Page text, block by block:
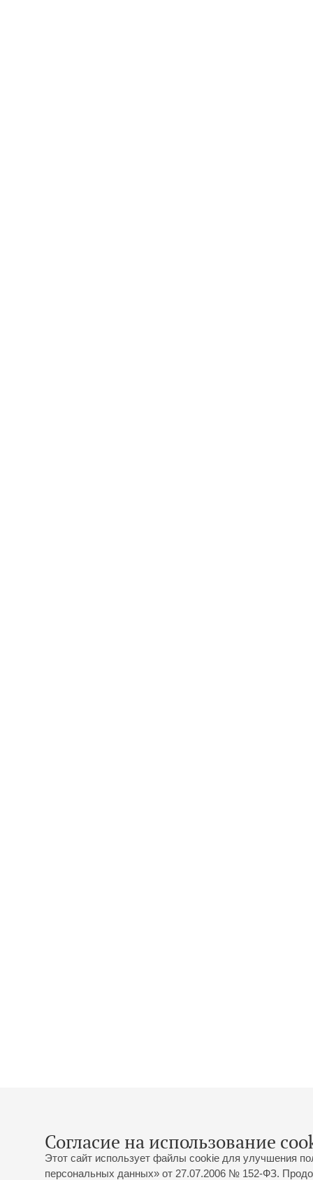
Согласие на использование
Этот сайт использует файлы cookie для улучшения
персональных данных» от 27.07.2006 № 152-ФЗ.